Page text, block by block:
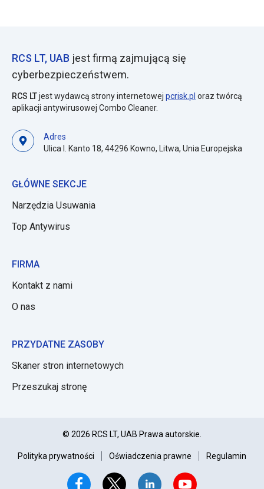
RCS LT, UAB jest firmą zajmującą się
cyberbezpieczeństwem.
RCS LTjest wydawcą strony internetowej pcrisk.pl oraz twórcą
aplikacji antywirusowej Combo Cleaner.
Adres
Ulica I. Kanto 18, 44296 Kowno, Litwa, Unia Europejska
GŁÓWNE SEKCJE
Narzędzia Usuwania
Top Antywirus
FIRMA
Kontakt z nami
O nas
PRZYDATNE ZASOBY
Skaner stron internetowych
Przeszukaj stronę
© 2026 RCS LT, UAB Prawa autorskie.
Polityka prywatności Oświadczenia prawne Regulamin